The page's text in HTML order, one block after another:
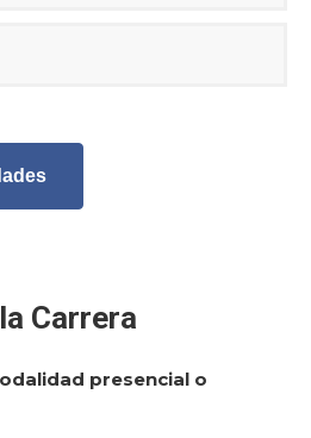
Carrera
presencial o